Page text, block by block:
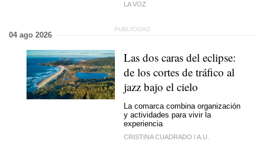
LA VOZ
04 ago 2026
Las dos caras del eclipse:
de los cortes de tráfico al
jazz bajo el cielo
La comarca combina organización
y actividades para vivir la
experiencia
CRISTINA CUADRADO /A.U.